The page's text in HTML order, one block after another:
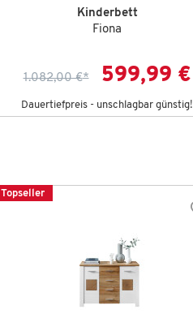
Kinderbett
Fiona
1.082,00 €* 599,99 €
Dauertiefpreis - unschlagbar günstig!
Topseller